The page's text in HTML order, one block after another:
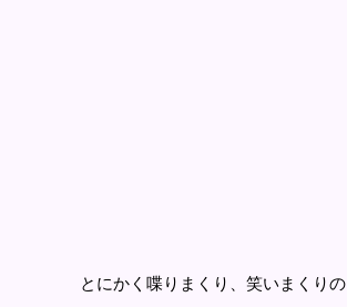
とにかく喋りまくり、笑いまくりの